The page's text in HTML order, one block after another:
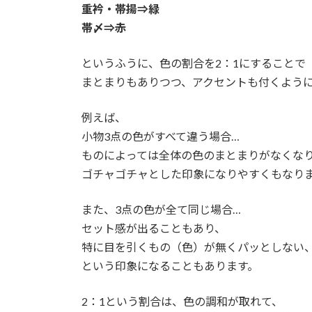
重衿・帯揚⇒緑
帯〆⇒赤
というふうに、色の割合を2：1にすることで
まとまりもありつつ、アクセントも付くように
例えば、
小物3点の色がすべて違う場合…
ものによっては全体の色のまとまりがなくなり
ゴチャゴチャとした印象になりやすくもなりま
また、3点の色が全て同じ場合…
セット感が出ることもあり、
特に目を引くもの（色）が無くパッとしない、
という印象になることもあります。
2：1という割合は、色の調和が取れて、